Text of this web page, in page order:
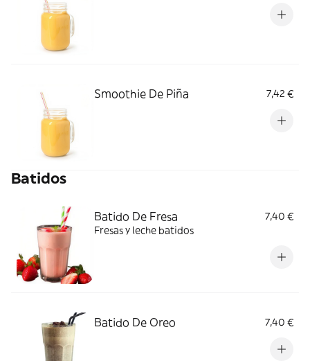
Smoothie De Piña 7,42 €
Batidos
Batido De Fresa
7,40 €
Fresas y leche batidos
Batido De Oreo 7,40 €